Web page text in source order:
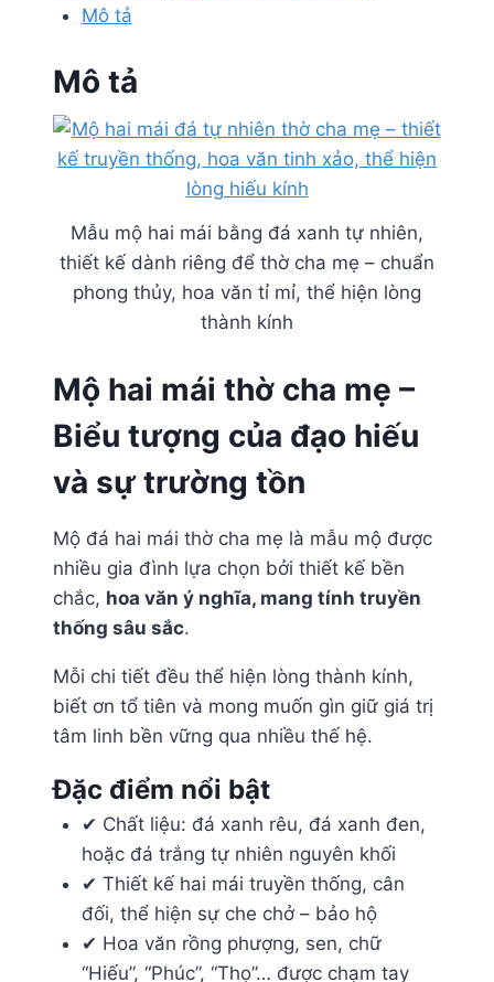
Mô tả
Mô tả
Mẫu mộ hai mái bằng đá xanh tự nhiên,
thiết kế dành riêng để thờ cha mẹ – chuẩn
phong thủy, hoa văn tỉ mỉ, thể hiện lòng
thành kính
Mộ hai mái thờ cha mẹ –
Biểu tượng của đạo hiếu
và sự trường tồn
Mộ đá hai mái thờ cha mẹ là mẫu mộ được
nhiều gia đình lựa chọn bởi thiết kế bền
chắc, hoa văn ý nghĩa, mang tính truyền
thống sâu sắc.
Mỗi chi tiết đều thể hiện lòng thành kính,
biết ơn tổ tiên và mong muốn gìn giữ giá trị
tâm linh bền vững qua nhiều thế hệ.
Đặc điểm nổi bật
✔ Chất liệu: đá xanh rêu, đá xanh đen,
hoặc đá trắng tự nhiên nguyên khối
✔ Thiết kế hai mái truyền thống, cân
đối, thể hiện sự che chở – bảo hộ
✔ Hoa văn rồng phượng, sen, chữ
“Hiếu”, “Phúc”, “Thọ”… được chạm tay